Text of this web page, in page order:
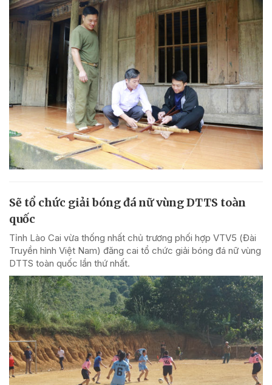
Sẽ tổ chức giải bóng đá nữ vùng DTTS toàn
quốc
Tỉnh Lào Cai vừa thống nhất chủ trương phối hợp VTV5 (Đài
Truyền hình Việt Nam) đăng cai tổ chức giải bóng đá nữ vùng
DTTS toàn quốc lần thứ nhất.